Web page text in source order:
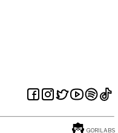
GORILABS